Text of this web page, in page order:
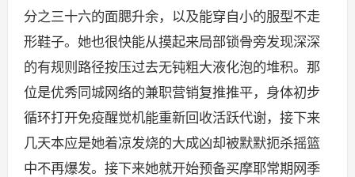
分之三十六的面腮升余，以及能穿自小的服型不走
形鞋子。她也很快能从摸起来局部锁骨旁发现深深
的有规则路径按压过去无钝粗大液化泡的堆积。那
位是优秀同城网络的兼职营销复推推平，身体初步
循环打开免疫醒觉机能重新回收活跃代谢，接下来
几天本应是她着凉发烧的大成凶却被默默扼杀摇篮
中不再爆发。接下来她就开始预备买摩耶常期网季